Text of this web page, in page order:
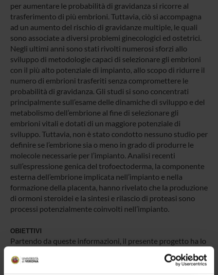
per aumentare le probabilità di gravidanza si ricorre al
trasferimento di più embrioni. Tuttavia, ciò si accompagna
ad un aumento del rischio di gravidanze multiple, le quali
sono associate a diversi problemi ginecologici ed ostetrici.
Negli ultimi anni sono stati rivolti numerosi sforzi allo
sviluppo di metodologie capaci di selezionare gli embrioni
con il più alto potenziale di impianto, allo scopo di ridurre il
numero di embrioni trasferiti senza compromettere le
probabilità di gravidanza. Gli studi si sono concentrati
principalmente sull’esame delle dinamiche di sviluppo e del
metabolismo dell’embrione al fine di selezionare gli
embrioni vitali e dotati di un maggiore potenziale di
sviluppo. Tuttavia, non è stato condotto nessuno studio per
definire se l’embrione sia o meno in grado di produrre le
molecole necessarie per l’impianto. Analisi recenti
sull’espressione genica del trofoectoderma, la componente
esterna dell’embrione implicata nell’impianto e nella
formazione della placenta, hanno rivelato che la produzione
di ormoni steroidei e la sintesi e rilascio di proteasi sono
processi potenzialmente coinvolti nell’impianto.
OBIETTIVI
Partendo da queste informazioni, il presente progetto ha lo
scopo di fornire le basi per lo sviluppo di nuovi metodi di
selezione non invasiva degli embrioni mediante la
quantificazione dei livelli di ormoni steroidei e di attività